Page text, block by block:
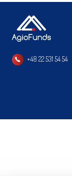
+48 22 531 54 54